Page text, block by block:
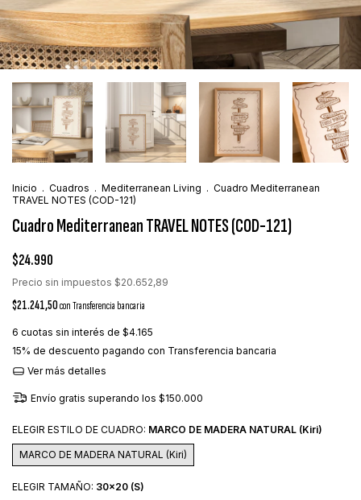
Inicio . Cuadros . Mediterranean Living . Cuadro Mediterranean
TRAVEL NOTES (COD-121)
Cuadro Mediterranean TRAVEL NOTES (COD-121)
$24.990
Precio sin impuestos $20.652,89
$21.241,50conTransferencia bancaria
6 cuotas sin interés de $4.165
15% de descuento pagando con Transferencia bancaria
Ver más detalles
Envío gratis superando los $150.000
ELEGIR ESTILO DE CUADRO: MARCO DE MADERA NATURAL (Kiri)
MARCO DE MADERA NATURAL (Kiri)
ELEGIR TAMAÑO: 30x20 (S)